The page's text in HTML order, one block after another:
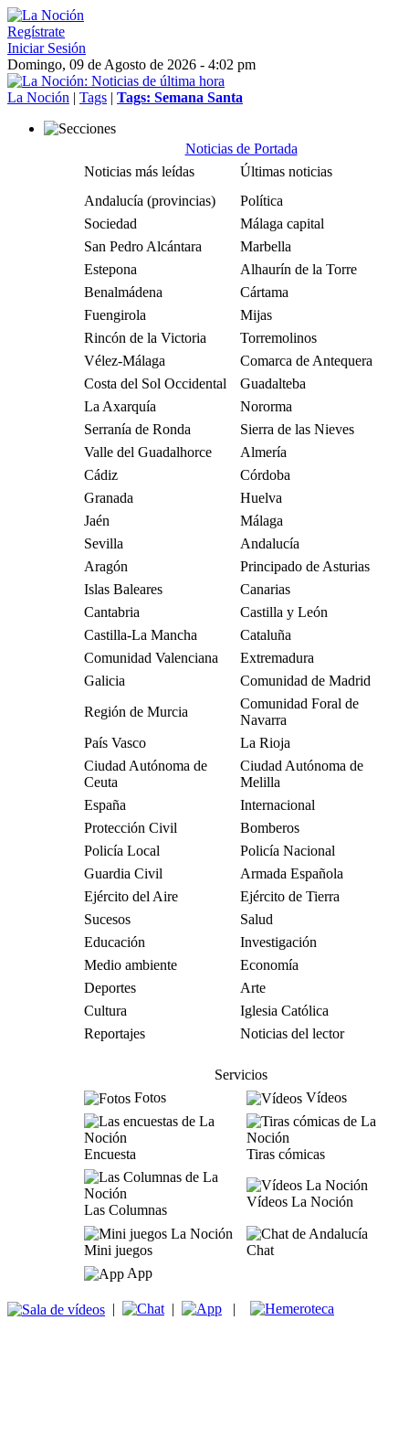
Regístrate
Iniciar Sesión
Domingo, 09 de Agosto de 2026 - 4:02 pm
La Noción | Tags | Tags: Semana Santa
Noticias de Portada
Noticias más leídas
Últimas noticias
Andalucía (provincias)
Política
Sociedad
Málaga capital
San Pedro Alcántara
Marbella
Estepona
Alhaurín de la Torre
Benalmádena
Cártama
Fuengirola
Mijas
Rincón de la Victoria
Torremolinos
Vélez-Málaga
Comarca de Antequera
Costa del Sol Occidental
Guadalteba
La Axarquía
Nororma
Serranía de Ronda
Sierra de las Nieves
Valle del Guadalhorce
Almería
Cádiz
Córdoba
Granada
Huelva
Jaén
Málaga
Sevilla
Andalucía
Aragón
Principado de Asturias
Islas Baleares
Canarias
Cantabria
Castilla y León
Castilla-La Mancha
Cataluña
Comunidad Valenciana
Extremadura
Galicia
Comunidad de Madrid
Región de Murcia
Comunidad Foral de
Navarra
País Vasco
La Rioja
Ciudad Autónoma de
Ceuta
Ciudad Autónoma de
Melilla
España
Internacional
Protección Civil
Bomberos
Policía Local
Policía Nacional
Guardia Civil
Armada Española
Ejército del Aire
Ejército de Tierra
Sucesos
Salud
Educación
Investigación
Medio ambiente
Economía
Deportes
Arte
Cultura
Iglesia Católica
Reportajes
Noticias del lector
Servicios
Fotos
Vídeos
Encuesta Tiras cómicas
Las Columnas
Vídeos La Noción
Mini juegos
Chat
App
| | |